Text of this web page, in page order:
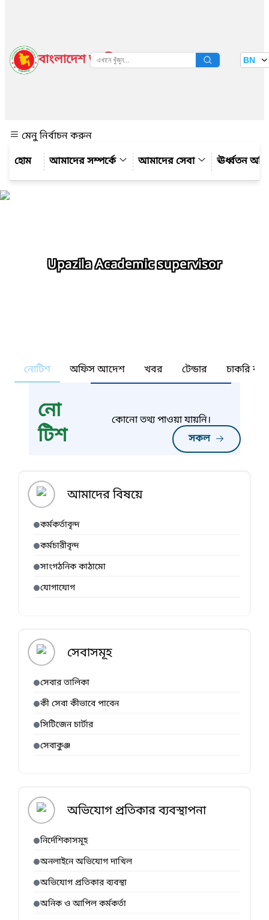
বাংলাদেশ জাতীয় তথ্য বাতায়ন BN
মেনু নির্বাচন করুন
আমাদের সম্পর্কে
আমাদের সেবা ঊর্ধ্বতন
Upazila Academic supervisor
নোটিশ অফিস আদেশ খবর টেন্ডার চাকরি
নো
টিশ
সকল
কোনো তথ্য পাওয়া যায়নি।
আমাদের বিষয়ে
কর্মকর্তাবৃন্দ
কর্মচারীবৃন্দ
সাংগঠনিক কাঠামো
যোগাযোগ
সেবাসমূহ
সেবার তালিকা
কী সেবা কীভাবে পাবেন
সিটিজেন চার্টার
সেবাকুঞ্জ
অভিযোগ প্রতিকার ব্যবস্থাপনা
নির্দেশিকাসমূহ
অনলাইনে অভিযোগ দাখিল
অভিযোগ প্রতিকার ব্যবস্থা
অনিক ও আপিল কর্মকর্তা